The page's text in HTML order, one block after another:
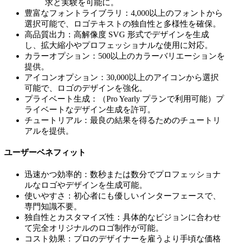
求と実験を可能に。
豊富なフォントライブラリ：4,000以上のフォントから
選択可能で、ロゴテキストの独自性と多様性を確保。
高品質出力：高解像度 SVG 形式でデザインを生成
し、拡大縮小やプロフェッショナルな使用に対応。
カラーオプション：500以上のカラーバリエーションを
提供。
アイコンオプション：30,000以上のアイコンから選択
可能で、ロゴのデザインを強化。
プライベート生成：（Pro Yearly プランで利用可能）プ
ライベートなデザイン生成を許可。
チュートリアル：最良の結果を得るためのチュートリ
アルを提供。
ユーザーベネフィット
迅速かつ効率的：数秒または数分でプロフェッショナ
ルなロゴやデザインを生成可能。
使いやすさ：初心者にも優しいインターフェースで、
専門知識不要。
独自性とカスタマイズ性：具体的なビジョンに合わせ
て完全オリジナルのロゴ制作が可能。
コスト効果：プロのデザイナーを雇うより手頃な価格